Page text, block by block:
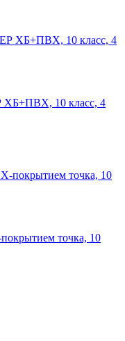
10 класс, 4
точка, 10